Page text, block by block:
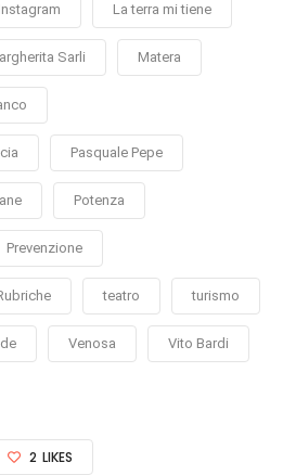
Instagram La terra mi tiene
Sarli Matera
Pasquale Pepe
Potenza
Prevenzione
teatro turismo
Venosa Vito Bardi
2 LIKES